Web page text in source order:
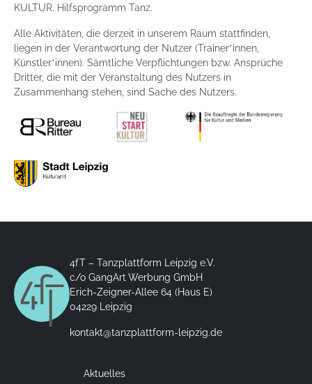
KULTUR. Hilfsprogramm Tanz.
Alle Aktivitäten, die derzeit in unserem Raum stattfinden,
liegen in der Verantwortung der Nutzer (Trainer*innen,
Künstler*innen). Sämtliche Verpflichtungen bzw. Ansprüche
Dritter, die mit der Veranstaltung des Nutzers in
Zusammenhang stehen, sind Sache des Nutzers.
4fT – Tanzplattform Leipzig e.V.
c/o GangArt Werbung GmbH
Erich-Zeigner-Allee 64 (Haus E)
04229 Leipzig
kontakt@tanzplattform-leipzig.de
Aktuelles